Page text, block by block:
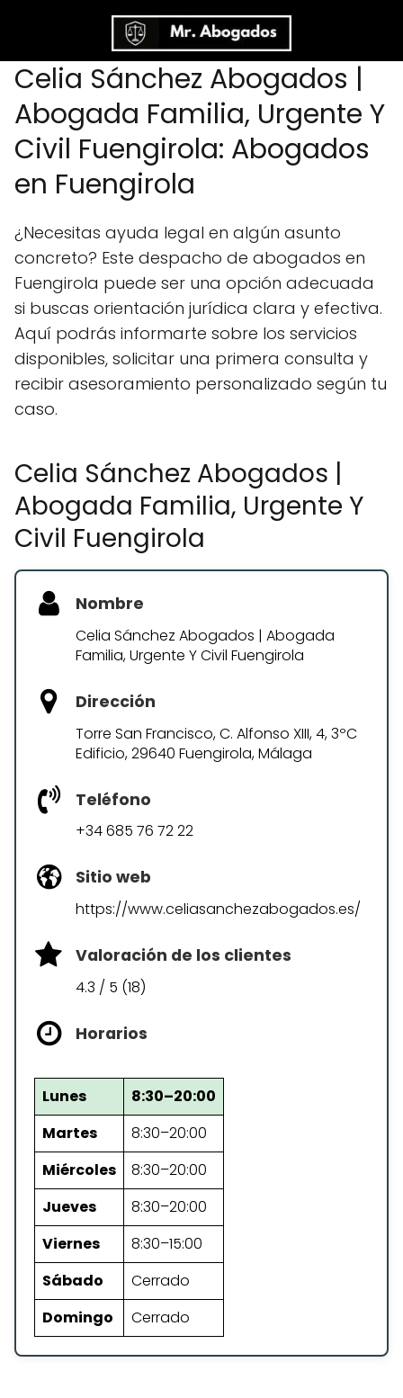
Celia Sánchez Abogados |
Abogada Familia, Urgente Y
Civil Fuengirola: Abogados
en Fuengirola
¿Necesitas ayuda legal en algún asunto
concreto? Este despacho de abogados en
Fuengirola puede ser una opción adecuada
si buscas orientación jurídica clara y efectiva.
Aquí podrás informarte sobre los servicios
disponibles, solicitar una primera consulta y
recibir asesoramiento personalizado según tu
caso.
Celia Sánchez Abogados |
Abogada Familia, Urgente Y
Civil Fuengirola
Nombre
Celia Sánchez Abogados | Abogada
Familia, Urgente Y Civil Fuengirola
Dirección
Torre San Francisco, C. Alfonso XIII, 4, 3ºC
Edificio, 29640 Fuengirola, Málaga
Teléfono
+34 685 76 72 22
Sitio web
https://www.celiasanchezabogados.es/
Valoración de los clientes
4.3 / 5 (18)
Horarios
Lunes
8:30–20:00
Martes
8:30–20:00
Miércoles
8:30–20:00
Jueves
8:30–20:00
Viernes
8:30–15:00
Sábado
Cerrado
Domingo
Cerrado